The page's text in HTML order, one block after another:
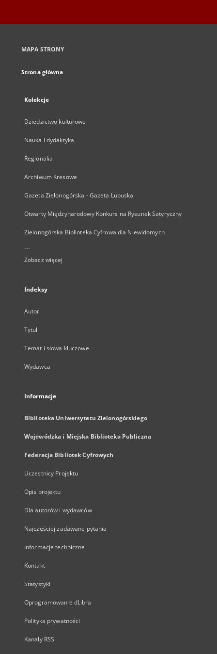
MAPA STRONY
Strona główna
Kolekcje
Dziedzictwo kulturowe
Nauka i dydaktyka
Regionalia
Archiwum Kresowe
Gazeta Zielonogórska - Gazeta Lubuska
Otwarty Międzynarodowy Konkurs na Rysunek Satyryczny
Zielonogórska Biblioteka Cyfrowa dla Niewidomych
...
Zobacz więcej
Indeksy
Autor
Tytuł
Temat i słowa kluczowe
Wydawca
Informacje
Biblioteka Uniwersytetu Zielonogórskiego
Wojewódzka i Miejska Biblioteka Publiczna
Federacja Bibliotek Cyfrowych
Uczestnicy Projektu
Opis projektu
Dla autorów i wydawców
Najczęściej zadawane pytania
Informacje techniczne
Kontakt
Statystyki
Oprogramowanie dLibra
Polityka prywatności
Kanały RSS